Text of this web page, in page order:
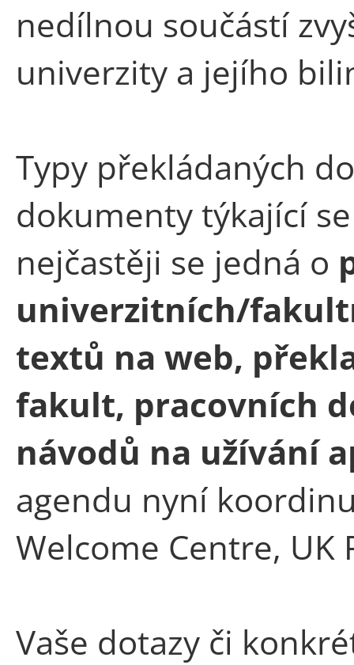
nedílnou součástí
univerzity a jejího
Typy překládaných
dokumenty týkající
nejčastěji se jedná o
univerzitních/
textů na web,
fakult, pracovních
návodů na užívání
agendu nyní
Welcome Centre, UK
Vaše dotazy či